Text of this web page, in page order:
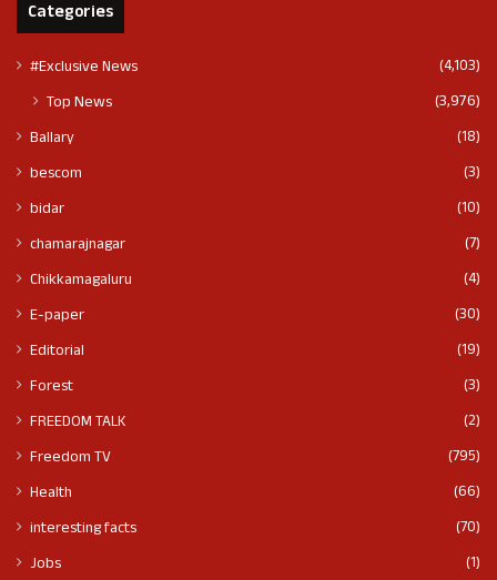
Categories
#Exclusive News (4,103)
Top News (3,976)
Ballary
(18)
bescom
(3)
bidar
(10)
chamarajnagar
(7)
Chikkamagaluru
(4)
E-paper
(30)
Editorial
(19)
Forest
(3)
FREEDOM TALK
(2)
Freedom TV
(795)
Health
(66)
interesting facts
(70)
Jobs
(1)